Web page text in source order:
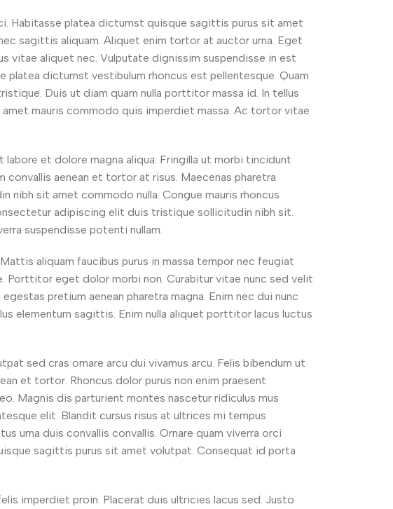
Habitasse platea dictumst quisque sagittis purus sit amet
sagittis aliquam. Aliquet enim tortor at auctor urna. Eget
vitae aliquet nec. Vulputate dignissim suspendisse in est
platea dictumst vestibulum rhoncus est pellentesque. Quam
Duis ut diam quam nulla porttitor massa id. In tellus
mauris commodo quis imperdiet massa. Ac tortor vitae
et dolore magna aliqua. Fringilla ut morbi tincidunt
aenean et tortor at risus. Maecenas pharetra
nibh sit amet commodo nulla. Congue mauris rhoncus
adipiscing elit duis tristique sollicitudin nibh sit.
suspendisse potenti nullam.
aliquam faucibus purus in massa tempor nec feugiat
Porttitor eget dolor morbi non. Curabitur vitae nunc sed velit
pretium aenean pharetra magna. Enim nec dui nunc
elementum sagittis. Enim nulla aliquet porttitor lacus luctus
sed cras ornare arcu dui vivamus arcu. Felis bibendum ut
et tortor. Rhoncus dolor purus non enim praesent
Magnis dis parturient montes nascetur ridiculus mus
elit. Blandit cursus risus at ultrices mi tempus
urna duis convallis convallis. Ornare quam viverra orci
sagittis purus sit amet volutpat. Consequat id porta
imperdiet proin. Placerat duis ultricies lacus sed. Justo